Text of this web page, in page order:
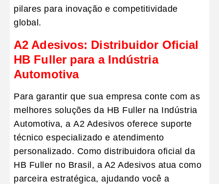
pilares para inovação e competitividade
global.
A2 Adesivos: Distribuidor Oficial
HB Fuller para a Indústria
Automotiva
Para garantir que sua empresa conte com as
melhores soluções da HB Fuller na Indústria
Automotiva, a A2 Adesivos oferece suporte
técnico especializado e atendimento
personalizado. Como distribuidora oficial da
HB Fuller no Brasil, a A2 Adesivos atua como
parceira estratégica, ajudando você a